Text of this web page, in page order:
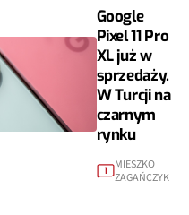
Google
Pixel 11 Pro
XL już w
sprzedaży.
W Turcji na
czarnym
rynku
1
MIESZKO
ZAGAŃCZYK